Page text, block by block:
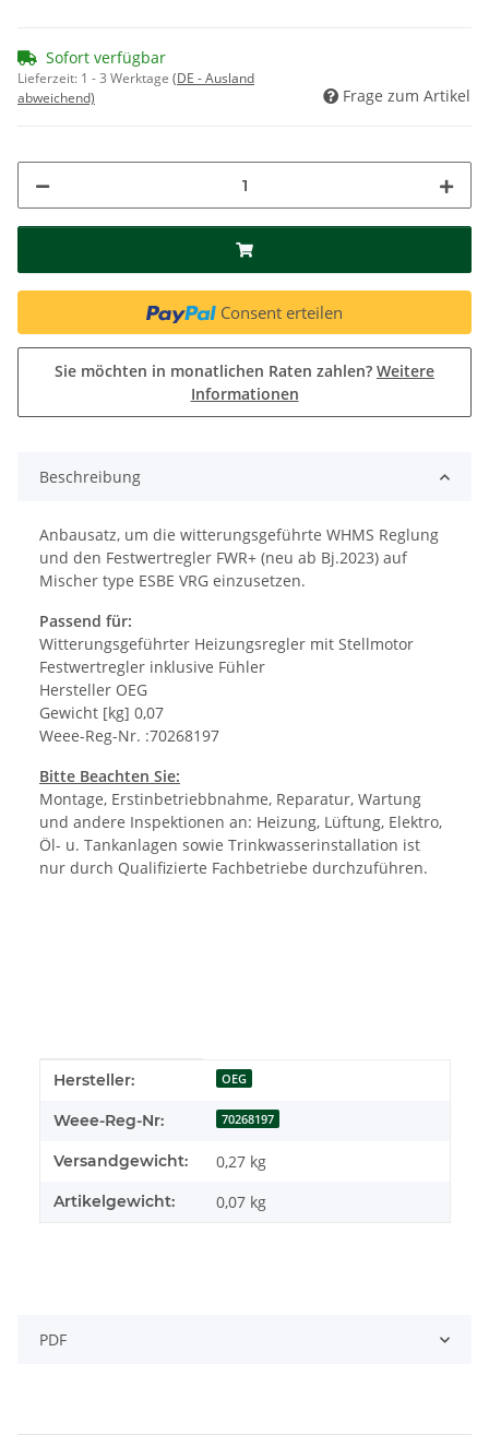
Sofort verfügbar
Lieferzeit: 1 - 3 Werktage (DE - Ausland
abweichend)
Frage zum Artikel
Consent erteilen
Sie möchten in monatlichen Raten zahlen? Weitere
Informationen
Beschreibung
Anbausatz, um die witterungsgeführte WHMS Reglung
und den Festwertregler FWR+ (neu ab Bj.2023) auf
Mischer type ESBE VRG einzusetzen.
Passend für:
Witterungsgeführter Heizungsregler mit Stellmotor
Festwertregler inklusive Fühler
Hersteller OEG
Gewicht [kg] 0,07
Weee-Reg-Nr. :70268197
Bitte Beachten Sie:
Montage, Erstinbetriebbnahme, Reparatur, Wartung
und andere Inspektionen an: Heizung, Lüftung, Elektro,
Öl- u. Tankanlagen sowie Trinkwasserinstallation ist
nur durch Qualifizierte Fachbetriebe durchzuführen.
Produkteigenschaft
Wert
Hersteller: OEG
Weee-Reg-Nr: 70268197
Versandgewicht: 0,27 kg
Artikelgewicht: 0,07 kg
PDF